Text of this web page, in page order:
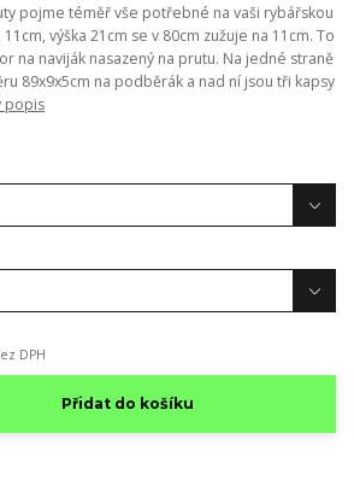
pojme téměř vše potřebné na vaši rybářskou
výška 21cm se v 80cm zužuje na 11cm. To
na naviják nasazený na prutu. Na jedné straně
89x9x5cm na podběrák a nad ní jsou tři kapsy
popis
DPH
Přidat do košíku